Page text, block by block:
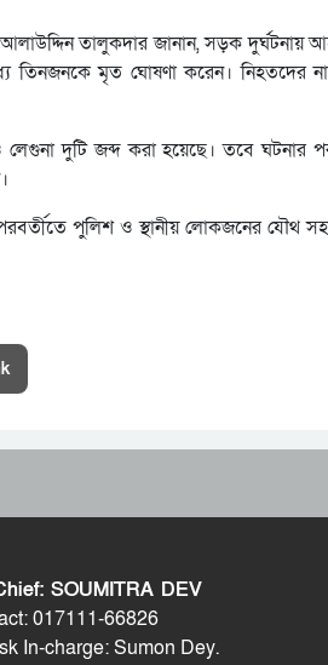
আলাউদ্দিন তালুকদার জানান, সড়ক
তিনজনকে মৃত ঘোষণা করেন। নিহতদের
দুটি জব্দ করা হয়েছে। তবে ঘটনার
পুলিশ ও স্থানীয় লোকজনের যৌথ
SOUMITRA DEV
017111-66826
In-charge: Sumon Dey.